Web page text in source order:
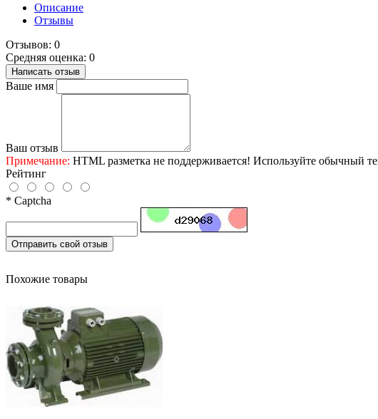
Описание
Отзывы
Отзывов: 0
Средняя оценка: 0
Написать отзыв
Ваше имя
Ваш отзыв
Примечание: HTML разметка не поддерживается! Используйте обычный
Рейтинг
* Captcha
Отправить свой отзыв
Похожие товары